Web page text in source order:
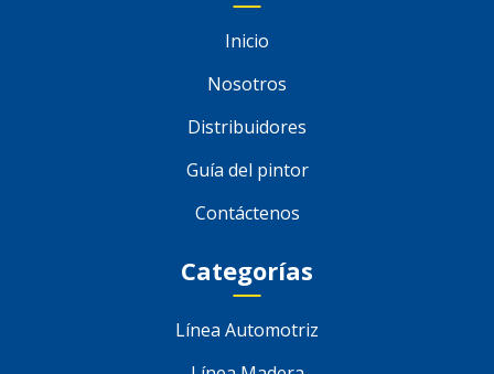
Inicio
Nosotros
Distribuidores
Guía del pintor
Contáctenos
Categorías
Línea Automotriz